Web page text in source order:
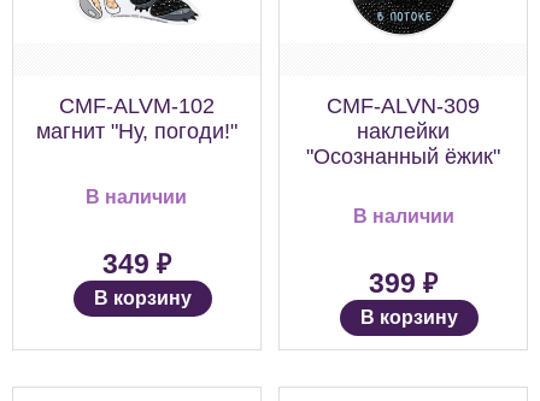
CMF-ALVM-102
магнит "Ну, погоди!"
В наличии
349 ₽
В корзину
CMF-ALVN-309
наклейки
"Осознанный ёжик"
В наличии
399 ₽
В корзину